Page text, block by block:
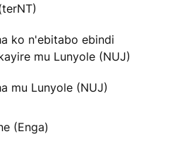
ko n'ebitabo ebindi
mu Lunyole (NUJ)
mu Lunyole (NUJ)
(Enga)